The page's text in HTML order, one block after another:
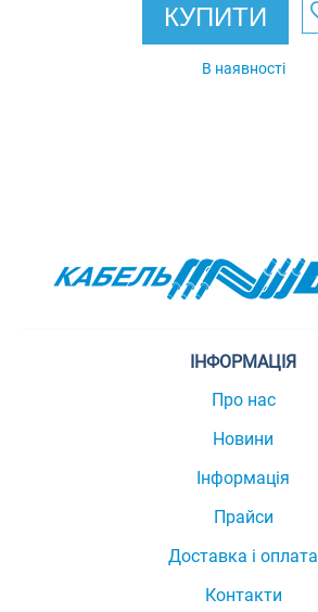
КУПИТИ
В наявності
ІНФОРМАЦІЯ
Про нас
Новини
Інформація
Прайси
Доставка і оплата
Контакти